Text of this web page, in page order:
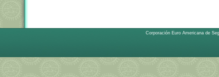
Corporación Euro Americana de